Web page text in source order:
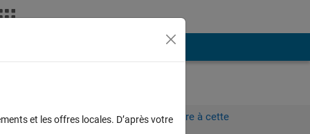
Connectez-vous pour répondre à cette
et les offres locales. D’après votre